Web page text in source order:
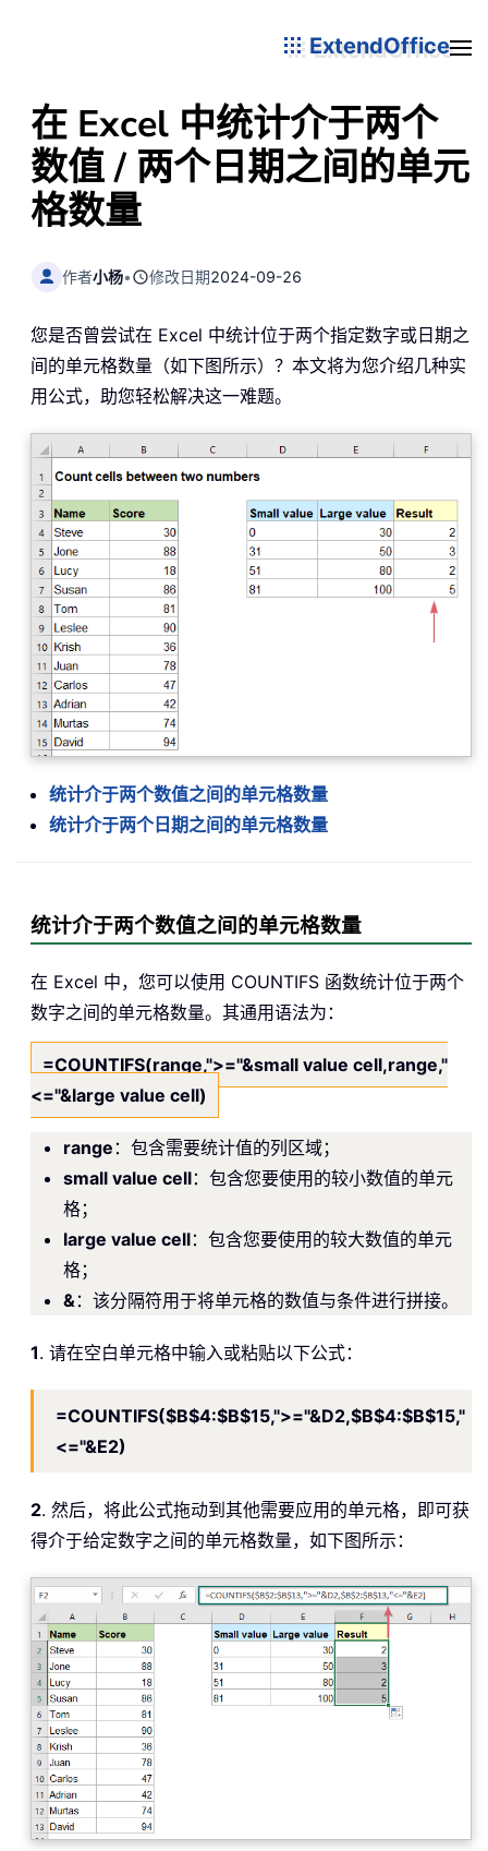
ExtendOffice
在 Excel 中统计介于两个
数值 / 两个日期之间的单元
格数量
作者小杨• 修改日期2024-09-26
您是否曾尝试在 Excel 中统计位于两个指定数字或日期之
间的单元格数量（如下图所示）？本文将为您介绍几种实
用公式，助您轻松解决这一难题。
统计介于两个数值之间的单元格数量
统计介于两个日期之间的单元格数量
统计介于两个数值之间的单元格数量
在 Excel 中，您可以使用 COUNTIFS 函数统计位于两个
数字之间的单元格数量。其通用语法为：
=COUNTIFS(range,">="&small value cell,range,"
<="&large value cell)
range ：包含需要统计值的列区域；
small value cell：包含您要使用的较小数值的单元
格；
large value cell：包含您要使用的较大数值的单元
格；
&：该分隔符用于将单元格的数值与条件进行拼接。
1. 请在空白单元格中输入或粘贴以下公式：
=COUNTIFS($B$4:$B$15,">="&D2,$B$4:$B$15,"
<="&E2)
2. 然后，将此公式拖动到其他需要应用的单元格，即可获
得介于给定数字之间的单元格数量，如下图所示：